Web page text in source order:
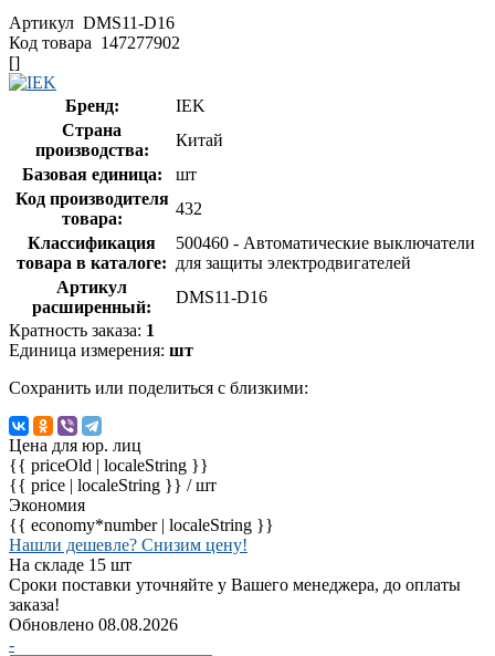
Артикул DMS11-D16
Код товара 147277902
[]
Бренд:
IEK
Страна
производства:
Китай
Базовая единица:
шт
Код производителя
товара:
432
Классификация
товара в каталоге:
500460 - Автоматические выключатели
для защиты электродвигателей
Артикул
расширенный:
DMS11-D16
Кратность заказа: 1
Единица измерения: шт
Сохранить или поделиться с близкими:
Цена для юр. лиц
{{ priceOld | localeString }}
{{ price | localeString }} / шт
Экономия
{{ economy*number | localeString }}
Нашли дешевле? Снизим цену!
На складе 15 шт
Сроки поставки уточняйте у Вашего менеджера, до оплаты
заказа!
Обновлено 08.08.2026
-